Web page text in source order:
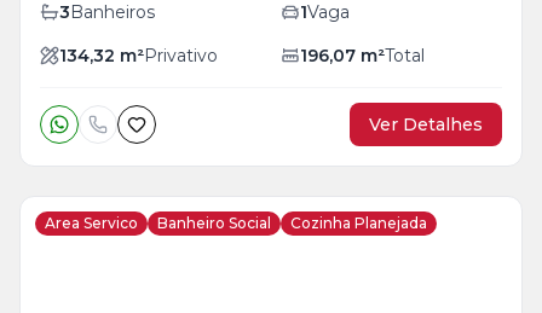
3Banheiros 1Vaga
134,32 m²Privativo 196,07 m²Total
Ver Detalhes
Area Servico Banheiro Social Cozinha Planejada